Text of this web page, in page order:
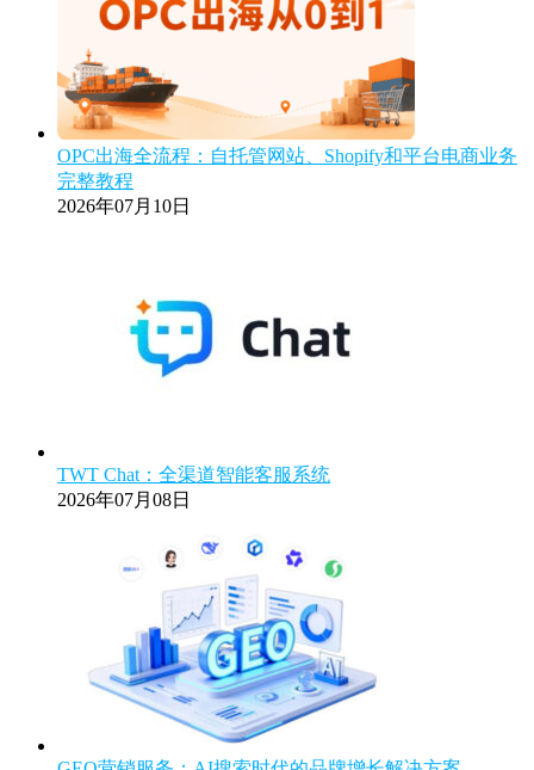
OPC出海全流程：自托管网站、Shopify和平台电商业务
完整教程
2026年07月10日
TWT Chat：全渠道智能客服系统
2026年07月08日